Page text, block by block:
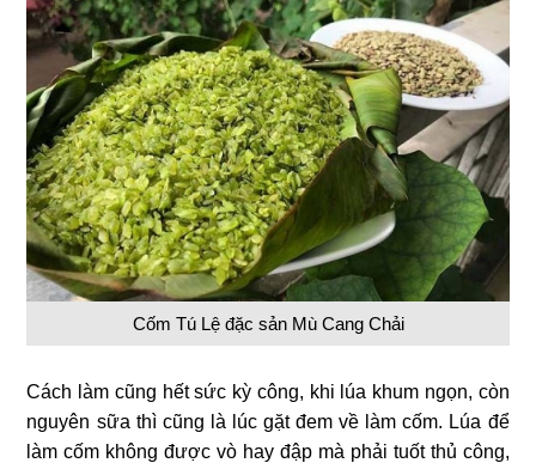
Cốm Tú Lệ đặc sản Mù Cang Chải
Cách làm cũng hết sức kỳ công, khi lúa khum ngọn, còn
nguyên sữa thì cũng là lúc gặt đem về làm cốm. Lúa để
làm cốm không được vò hay đập mà phải tuốt thủ công,